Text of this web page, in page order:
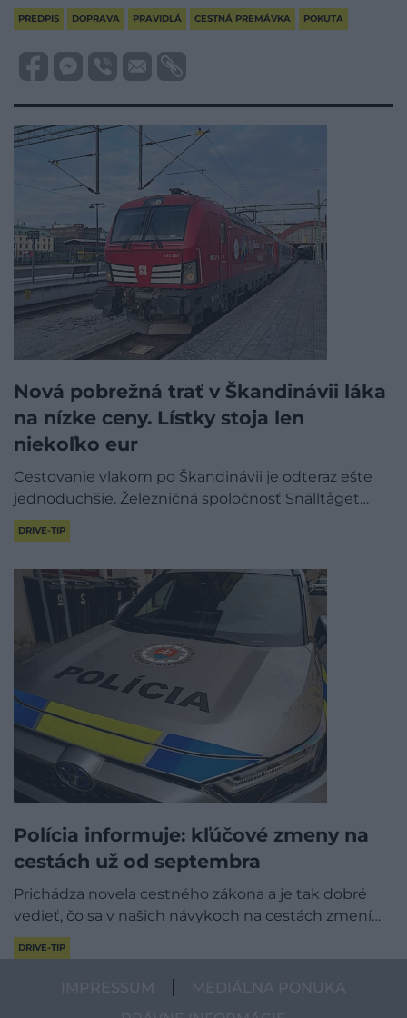
PREDPIS DOPRAVA PRAVIDLÁ CESTNÁ PREMÁVKA POKUTA
Nová pobrežná trať v Škandinávii láka
na nízke ceny. Lístky stoja len
niekoľko eur
Cestovanie vlakom po Škandinávii je odteraz ešte
jednoduchšie. Železničná spoločnosť Snälltåget…
DRIVE-TIP
Polícia informuje: kľúčové zmeny na
cestách už od septembra
Prichádza novela cestného zákona a je tak dobré
vedieť, čo sa v našich návykoch na cestách zmení…
DRIVE-TIP